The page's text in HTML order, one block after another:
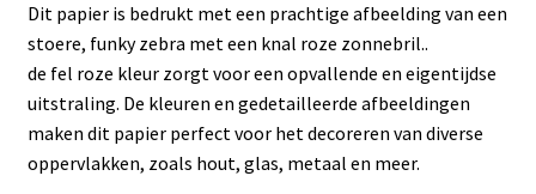
Dit papier is bedrukt met een prachtige afbeelding van een
stoere, funky zebra met een knal roze zonnebril..
de fel roze kleur zorgt voor een opvallende en eigentijdse
uitstraling. De kleuren en gedetailleerde afbeeldingen
maken dit papier perfect voor het decoreren van diverse
oppervlakken, zoals hout, glas, metaal en meer.